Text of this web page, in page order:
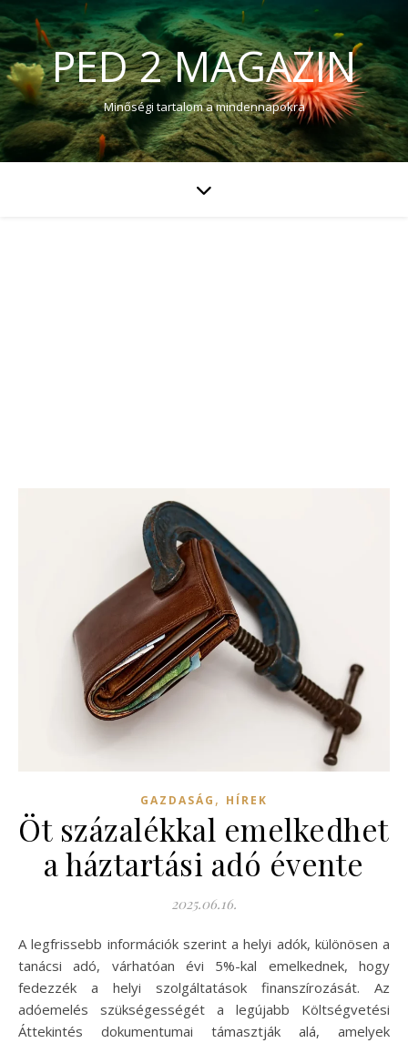
PED 2 MAGAZIN
Minőségi tartalom a mindennapokra
GAZDASÁG , HÍREK
Öt százalékkal emelkedhet
a háztartási adó évente
2025.06.16.
A legfrissebb információk szerint a helyi adók, különösen a
tanácsi adó, várhatóan évi 5%-kal emelkednek, hogy
fedezzék a helyi szolgáltatások finanszírozását. Az
adóemelés szükségességét a legújabb Költségvetési
Áttekintés dokumentumai támasztják alá, amelyek